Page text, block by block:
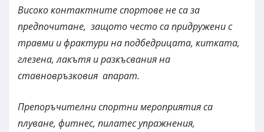
Високо контактните спортове не са за
предпочитане, защото често са придружени с
травми и фрактури на подбедрицата, китката,
глезена, лакътя и разкъсвания на
ставновръзковия апарат.
Препоръчителни спортни мероприятия са
плуване, фитнес, пилатес упражнения,